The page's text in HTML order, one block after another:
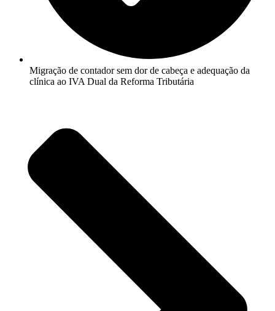
Migração de contador sem dor de cabeça e adequação da
clínica ao IVA Dual da Reforma Tributária